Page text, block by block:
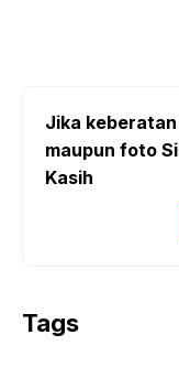
Jika
maupun foto
Kasih
Tags